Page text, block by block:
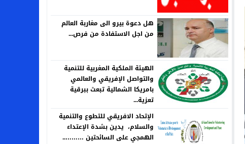
هل دعوة بيرو الى مغاربة العالم
من اجل الاستفادة من فرص...
الهيئة الملكية المغربية للتنمية
والتواصل الإفريقي والعالمي
بامريكا الشمالية تبعث ببرقية
تعزية...
الإتحاد الافريقي للتطوع والتنمية
والسلام، يدين بشدة الإعتداء
الهمجي على السائحتين ………..